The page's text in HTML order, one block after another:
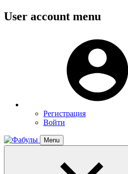
Перейти
к
User account menu
Регистрация
Войти
Menu
Toggle